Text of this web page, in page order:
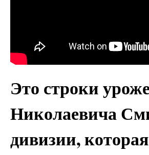
Это строки
Николаевича
дивизии,